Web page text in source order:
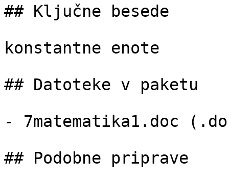
## Ključne besede
konstantne enote
## Datoteke v paketu
- 7matematika1.doc
## Podobne priprave